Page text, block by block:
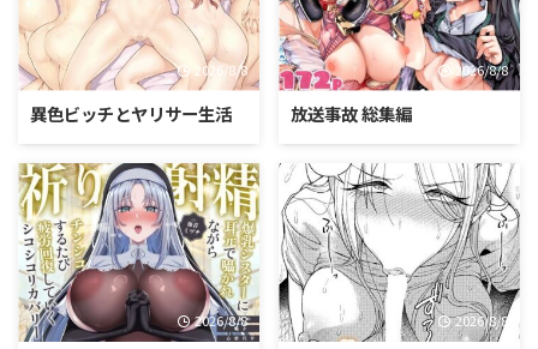
2026/8/8
異色ビッチとヤリサー生活
2026/8/8
放送事故 総集編
2026/8/8 2026/8/8